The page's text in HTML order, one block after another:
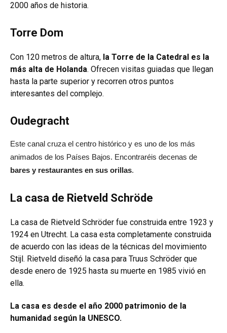
2000 años de historia.
Torre Dom
Con 120 metros de altura, la Torre de la Catedral es la
más alta de Holanda. Ofrecen visitas guiadas que llegan
hasta la parte superior y recorren otros puntos
interesantes del complejo.
Oudegracht
Este canal cruza el centro histórico y es uno de los más
animados de los Países Bajos. Encontraréis decenas de
bares y restaurantes en sus orillas.
La casa de Rietveld Schröde
La casa de Rietveld Schröder fue construida entre 1923 y
1924 en Utrecht. La casa esta completamente construida
de acuerdo con las ideas de la técnicas del movimiento
Stijl. Rietveld diseñó la casa para Truus Schröder que
desde enero de 1925 hasta su muerte en 1985 vivió en
ella.
La casa es desde el año 2000 patrimonio de la
humanidad según la UNESCO.